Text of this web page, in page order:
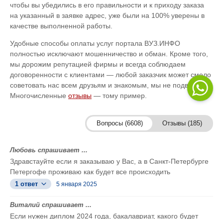
чтобы вы убедились в его правильности и к приходу заказа
на указанный в заявке адрес, уже были на 100% уверены в
качестве выполненной работы.
Удобные способы оплаты услуг портала ВУЗ.ИНФО
полностью исключают мошенничество и обман. Кроме того,
мы дорожим репутацией фирмы и всегда соблюдаем
договоренности с клиентами — любой заказчик может смело
советовать нас всем друзьям и знакомым, мы не подведем.
Многочисленные отзывы — тому пример.
Вопросы (6608) Отзывы (185)
Любовь спрашивает ...
Здравстауйте если я заказываю у Вас, а в Санкт-Петербурге
Петергофе проживаю как будет все происходить
1 ответ 5 января 2025
Виталий спрашивает ...
Если нужен диплом 2024 года, бакалавриат, какого будет